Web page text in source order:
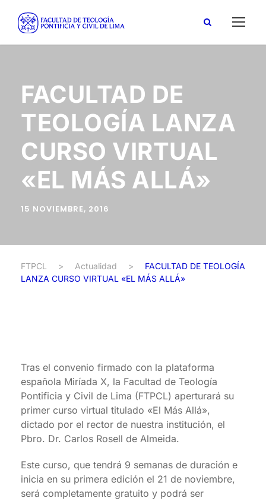
FACULTAD DE
TEOLOGÍA LANZA
CURSO VIRTUAL
«EL MÁS ALLÁ»
15 NOVIEMBRE, 2016
FTPCL > Actualidad >
FACULTAD DE TEOLOGÍA
LANZA CURSO VIRTUAL «EL MÁS ALLÁ»
Tras el convenio firmado con la plataforma
española Miríada X, la Facultad de Teología
Pontificia y Civil de Lima (FTPCL) aperturará su
primer curso virtual titulado «El Más Allá»,
dictado por el rector de nuestra institución, el
Pbro. Dr. Carlos Rosell de Almeida.
Este curso, que tendrá 9 semanas de duración e
inicia en su primera edición el 21 de noviembre,
será completamente gratuito y podrá ser